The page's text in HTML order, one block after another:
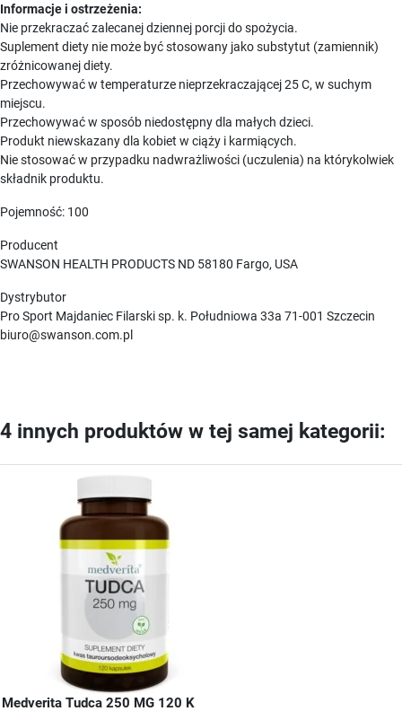
Informacje i ostrzeżenia:
Nie przekraczać zalecanej dziennej porcji do spożycia.
Suplement diety nie może być stosowany jako substytut (zamiennik)
zróżnicowanej diety.
Przechowywać w temperaturze nieprzekraczającej 25 C, w suchym
miejscu.
Przechowywać w sposób niedostępny dla małych dzieci.
Produkt niewskazany dla kobiet w ciąży i karmiących.
Nie stosować w przypadku nadwrażliwości (uczulenia) na którykolwiek
składnik produktu.
Pojemność: 100
Producent
SWANSON HEALTH PRODUCTS ND 58180 Fargo, USA
Dystrybutor
Pro Sport Majdaniec Filarski sp. k. Południowa 33a 71-001 Szczecin
biuro@swanson.com.pl
4 innych produktów w tej samej kategorii:
Medverita Tudca 250 MG 120 K